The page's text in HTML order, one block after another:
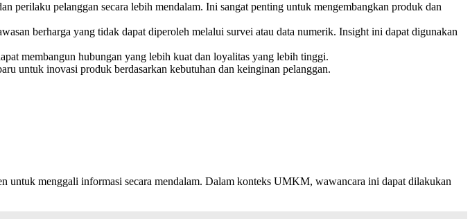
perilaku pelanggan secara lebih mendalam. Ini sangat penting untuk mengembangkan produk dan
berharga yang tidak dapat diperoleh melalui survei atau data numerik. Insight ini dapat digunakan
membangun hubungan yang lebih kuat dan loyalitas yang lebih tinggi.
untuk inovasi produk berdasarkan kebutuhan dan keinginan pelanggan.
untuk menggali informasi secara mendalam. Dalam konteks UMKM, wawancara ini dapat dilakukan